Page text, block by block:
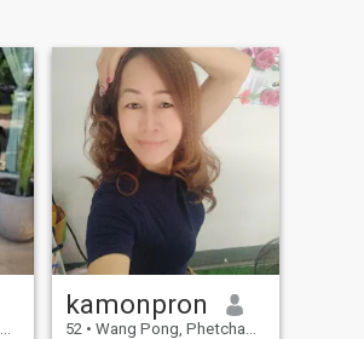
kamonpron
52 • Wang Pong, Phetchabun, Thailand